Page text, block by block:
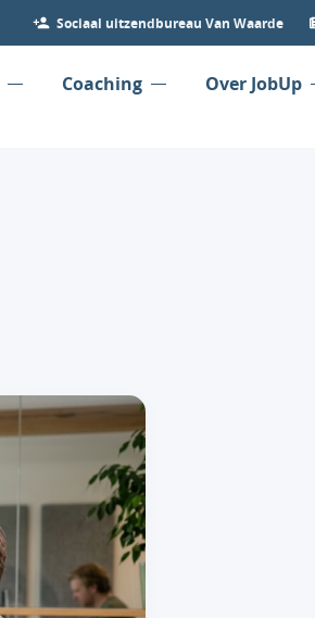
Sociaal uitzendbureau Van Waarde
Coaching Over JobUp